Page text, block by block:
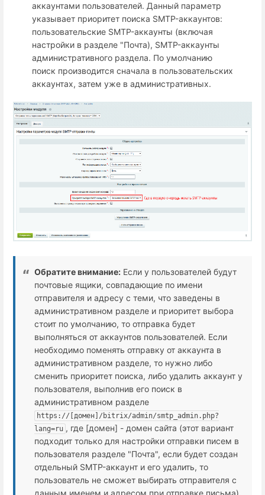
аккаунтами пользователей. Данный параметр
указывает приоритет поиска SMTP-аккаунтов:
пользовательские SMTP-аккаунты (включая
настройки в разделе "Почта), SMTP-аккаунты
административного раздела. По умолчанию
поиск производится сначала в пользовательских
аккаунтах, затем уже в административных.
Обратите внимание: Если у пользователей будут
почтовые ящики, совпадающие по имени
отправителя и адресу с теми, что заведены в
административном разделе и приоритет выбора
стоит по умолчанию, то отправка будет
выполняться от аккаунтов пользователей. Если
необходимо поменять отправку от аккаунта в
административном разделе, то нужно либо
сменить приоритет поиска, либо удалить аккаунт у
пользователя, выполнив его поиск в
административном разделе
https://[домен]/bitrix/admin/smtp_admin.php?
lang=ru , где [домен] - домен сайта (этот вариант
подходит только для настройки отправки писем в
пользователя разделе "Почта", если будет создан
отдельный SMTP-аккаунт и его удалить, то
пользователь не сможет выбирать отправителя с